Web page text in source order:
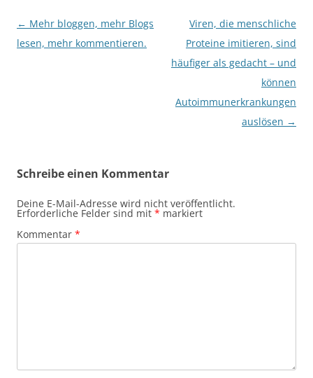
Beitragsnavigation
← Mehr bloggen, mehr Blogs
lesen, mehr kommentieren.
Viren, die menschliche
Proteine imitieren, sind
häufiger als gedacht – und
können
Autoimmunerkrankungen
auslösen →
Schreibe einen Kommentar
Deine E-Mail-Adresse wird nicht veröffentlicht.
Erforderliche Felder sind mit * markiert
Kommentar *